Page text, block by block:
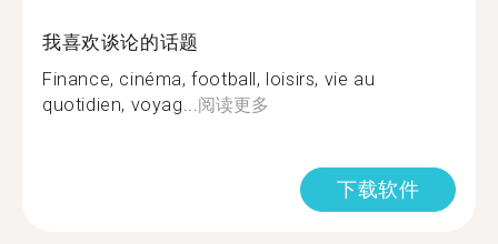
我喜欢谈论的话题
Finance, cinéma, football, loisirs, vie au
quotidien, voyag...阅读更多
下载软件